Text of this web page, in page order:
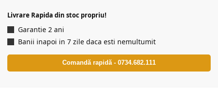
Livrare Rapida din stoc propriu!
Garantie 2 ani
Banii inapoi in 7 zile daca esti nemultumit
Comandă rapidă - 0734.682.111